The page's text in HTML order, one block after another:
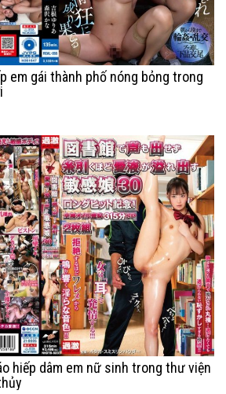
em gái thành phố nóng bỏng trong
hiếp dâm em nữ sinh trong thư viện